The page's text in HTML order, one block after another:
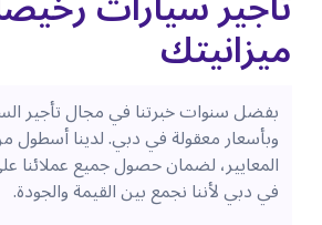
ميزانيتك
بفضل سنوات خبرتنا في مجال تأجير
وبأسعار معقولة في دبي. لدينا أسطول
المعايير، لضمان حصول جميع عملائنا
في دبي لأننا نجمع بين القيمة والجودة.